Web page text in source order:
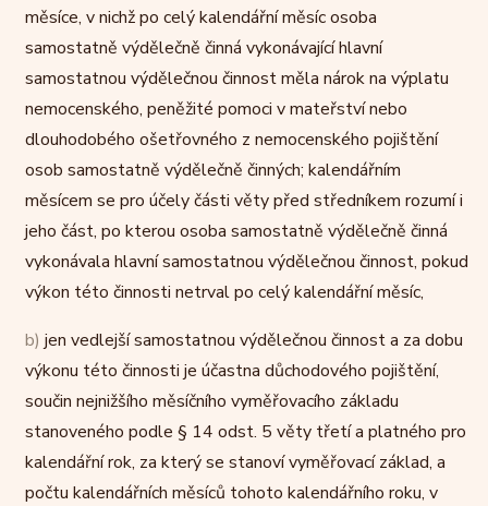
měsíce, v nichž po celý kalendářní měsíc osoba
samostatně výdělečně činná vykonávající hlavní
samostatnou výdělečnou činnost měla nárok na výplatu
nemocenského, peněžité pomoci v mateřství nebo
dlouhodobého ošetřovného z nemocenského pojištění
osob samostatně výdělečně činných; kalendářním
měsícem se pro účely části věty před středníkem rozumí i
jeho část, po kterou osoba samostatně výdělečně činná
vykonávala hlavní samostatnou výdělečnou činnost, pokud
výkon této činnosti netrval po celý kalendářní měsíc,
b) jen vedlejší samostatnou výdělečnou činnost a za dobu
výkonu této činnosti je účastna důchodového pojištění,
součin nejnižšího měsíčního vyměřovacího základu
stanoveného podle § 14 odst. 5 věty třetí a platného pro
kalendářní rok, za který se stanoví vyměřovací základ, a
počtu kalendářních měsíců tohoto kalendářního roku, v